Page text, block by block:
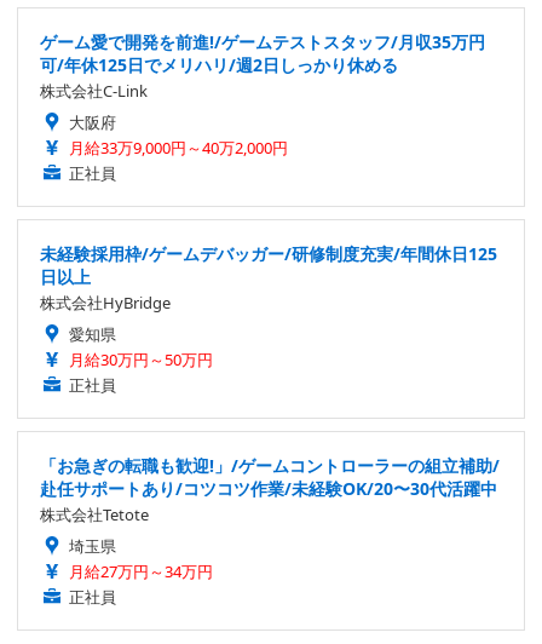
ゲーム愛で開発を前進!/ゲームテストスタッフ/月収35万円
可/年休125日でメリハリ/週2日しっかり休める
株式会社C-Link
大阪府
月給33万9,000円～40万2,000円
正社員
未経験採用枠/ゲームデバッガー/研修制度充実/年間休日125
日以上
株式会社HyBridge
愛知県
月給30万円～50万円
正社員
「お急ぎの転職も歓迎!」/ゲームコントローラーの組立補助/
赴任サポートあり/コツコツ作業/未経験OK/20〜30代活躍中
株式会社Tetote
埼玉県
月給27万円～34万円
正社員